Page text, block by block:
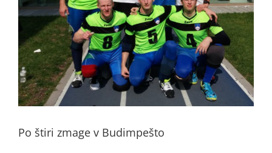
Po štiri zmage v Budimpešto